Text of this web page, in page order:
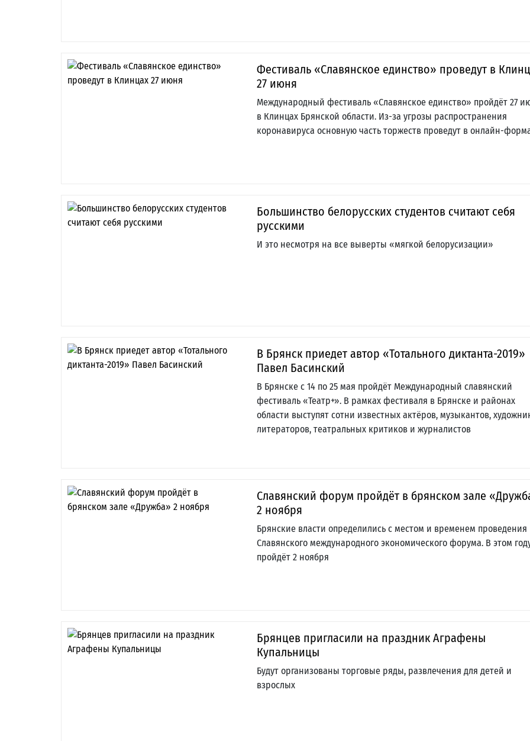
Фестиваль «Славянское единство» проведут в
27 июня
Международный фестиваль «Славянское единство» пройдёт 27
в Клинцах Брянской области. Из-за угрозы распространения
коронавируса основную часть торжеств проведут в онлайн-
Большинство белорусских студентов считают себя
русскими
И это несмотря на все выверты «мягкой белорусизации»
В Брянск приедет автор «Тотального диктанта-2019»
Павел Басинский
В Брянске с 14 по 25 мая пройдёт Международный славянский
фестиваль «Театр+». В рамках фестиваля в Брянске и районах
области выступят сотни известных актёров, музыкантов,
литераторов, театральных критиков и журналистов
Славянский форум пройдёт в брянском зале
2 ноября
Брянские власти определились с местом и временем проведения
Славянского международного экономического форума. В этом
пройдёт 2 ноября
Брянцев пригласили на праздник Аграфены
Купальницы
Будут организованы торговые ряды, развлечения для детей и
взрослых